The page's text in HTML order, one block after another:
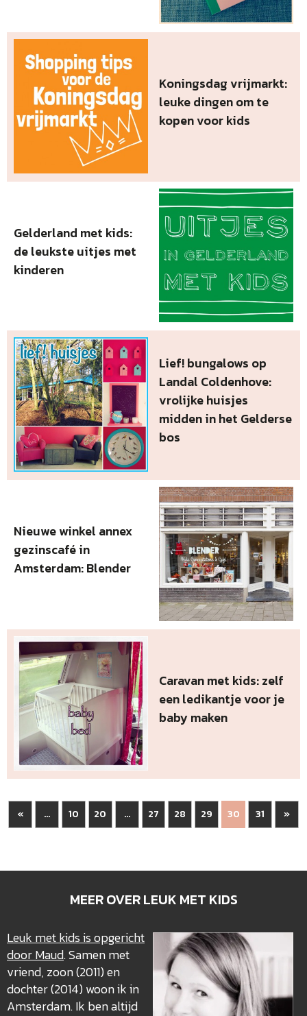
Koningsdag vrijmarkt:
leuke dingen om te
kopen voor kids
Gelderland met kids:
de leukste uitjes met
kinderen
Lief! bungalows op
Landal Coldenhove:
vrolijke huisjes
midden in het Gelderse
bos
Nieuwe winkel annex
gezinscafé in
Amsterdam: Blender
Caravan met kids: zelf
een ledikantje voor je
baby maken
« ... 10 20 ... 27 28 29 30 31 »
MEER OVER LEUK MET KIDS
Leuk met kids is opgericht
door Maud. Samen met
vriend, zoon (2011) en
dochter (2014) woon ik in
Amsterdam. Ik ben altijd